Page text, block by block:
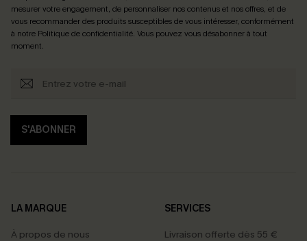
mesurer votre engagement, de personnaliser nos contenus et nos offres, et de
vous recommander des produits susceptibles de vous intéresser, conformément
à notre Politique de confidentialité. Vous pouvez vous désabonner à tout
moment.
S'ABONNER
LA MARQUE
À propos de nous
SERVICES
Livraison offerte dès 55 €